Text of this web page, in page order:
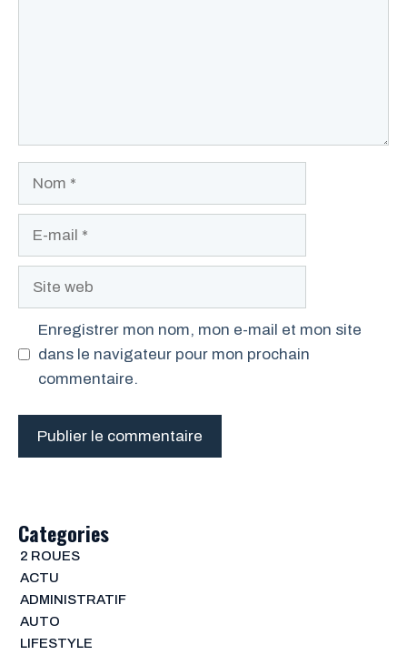
Site
Enregistrer mon nom, mon e-mail et mon site
dans le navigateur pour mon prochain
commentaire.
Categories
2 ROUES
ACTU
ADMINISTRATIF
AUTO
LIFESTYLE